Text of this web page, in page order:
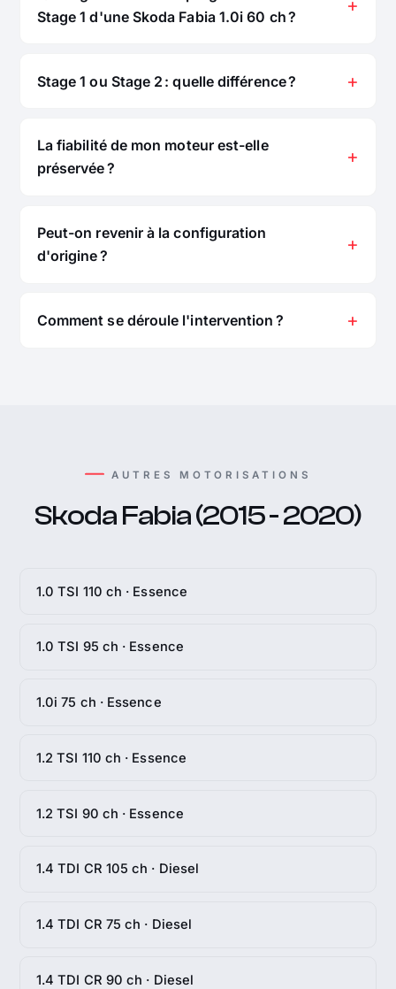
Stage 1 d'une Skoda Fabia 1.0i 60 ch ?
Stage 1 ou Stage 2 : quelle différence ?
La fiabilité de mon moteur est-elle
préservée ?
Peut-on revenir à la configuration
d'origine ?
Comment se déroule l'intervention ?
AUTRES MOTORISATIONS
Skoda Fabia (2015 - 2020)
1.0 TSI 110 ch · Essence
1.0 TSI 95 ch · Essence
1.0i 75 ch · Essence
1.2 TSI 110 ch · Essence
1.2 TSI 90 ch · Essence
1.4 TDI CR 105 ch · Diesel
1.4 TDI CR 75 ch · Diesel
1.4 TDI CR 90 ch · Diesel